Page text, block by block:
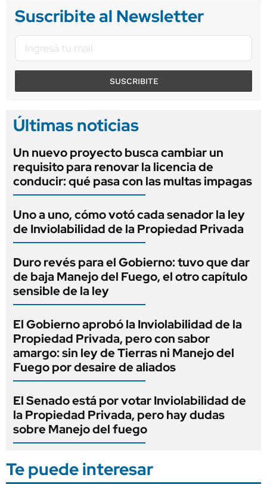
Suscribite al Newsletter
SUSCRIBITE
Últimas noticias
Un nuevo proyecto busca cambiar un
requisito para renovar la licencia de
conducir: qué pasa con las multas impagas
Uno a uno, cómo votó cada senador la ley
de Inviolabilidad de la Propiedad Privada
Duro revés para el Gobierno: tuvo que dar
de baja Manejo del Fuego, el otro capítulo
sensible de la ley
El Gobierno aprobó la Inviolabilidad de la
Propiedad Privada, pero con sabor
amargo: sin ley de Tierras ni Manejo del
Fuego por desaire de aliados
El Senado está por votar Inviolabilidad de
la Propiedad Privada, pero hay dudas
sobre Manejo del fuego
Te puede interesar